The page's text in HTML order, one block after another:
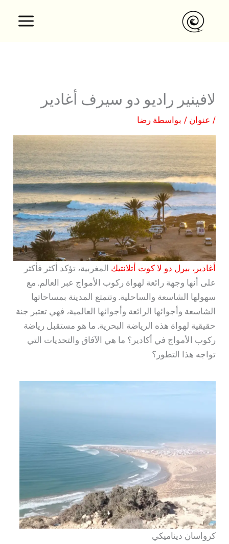
لافينير راديو دو سيرف أغادير
/ عنوان / بواسطةرضا
أغادير، بيرل دو لا كوت أتلانتيك المغربية، تؤكد أكثر فأكثر
على أنها وجهة رائعة لهواة ركوب الأمواج عبر العالم. مع
سهولها الشاسعة والساحلية. وتتمتع المدينة بمساحاتها
الشاسعة وأجوائها الرائعة وأجوائها العالمية، فهي تعتبر جنة
حقيقية لهواة هذه الرياضة البحرية. ما هو مستقبل رياضة
ركوب الأمواج في أكادير؟ ما هي الآفاق والتحديات التي
تواجه هذا التطور؟
كرواسان ديناميكي